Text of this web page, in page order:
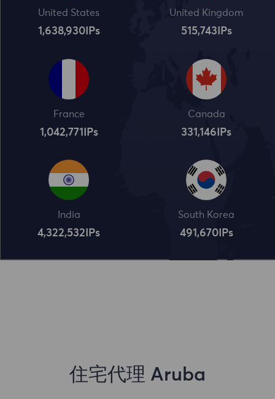
United States
1,638,932IPs
United Kingdom
515,745 IPs
France
1,042,773 IPs
Canada
331,148 IPs
India
4,322,534 IPs
South Korea
491,672IPs
住宅代理 Aruba